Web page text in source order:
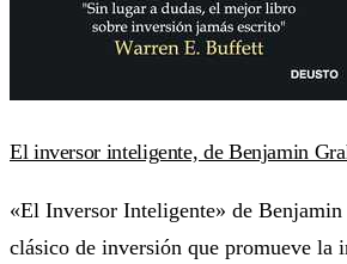
El inversor inteligente, de Benjamin
«El Inversor Inteligente» de Benjamin
clásico de inversión que promueve la